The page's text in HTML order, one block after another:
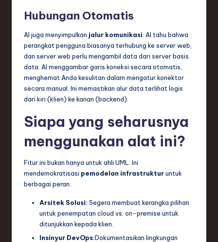
Hubungan Otomatis
AI juga menyimpulkan jalur komunikasi. AI tahu bahwa
perangkat pengguna biasanya terhubung ke server web,
dan server web perlu mengambil data dari server basis
data. AI menggambar garis koneksi secara otomatis,
menghemat Anda kesulitan dalam mengatur konektor
secara manual. Ini memastikan alur data terlihat logis
dari kiri (klien) ke kanan (backend).
Siapa yang seharusnya
menggunakan alat ini?
Fitur ini bukan hanya untuk ahli UML. Ini
mendemokratisasi pemodelan infrastrukturuntuk
berbagai peran:
Arsitek Solusi: Segera membuat kerangka pilihan
untuk penempatan cloud vs. on-premise untuk
ditunjukkan kepada klien.
Insinyur DevOps:Dokumentasikan lingkungan